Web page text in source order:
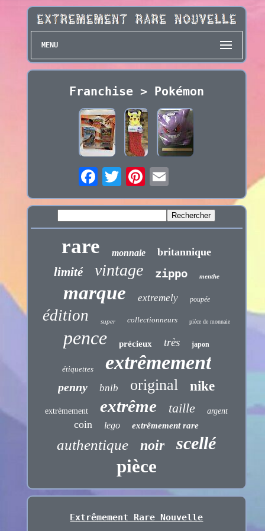
MENU
Franchise > Pokémon
rare monnaie britannique
limité vintage zippo menthe
marque extremely poupée
édition super collectionneurs pièce de monnaie
pence précieux très japon
étiquettes extrêmement
penny bnib original nike
extrèmement extrême taille argent
coin lego extrêmement rare
authentique noir scellé
pièce
Extrêmement Rare Nouvelle